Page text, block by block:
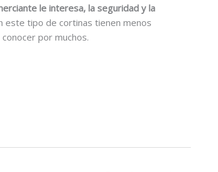
le interesa, la seguridad y la
este tipo de cortinas tienen menos
por muchos.